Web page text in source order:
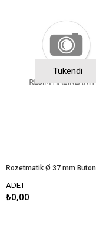
Tükendi
ADET
₺0,00